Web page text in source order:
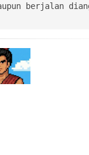
berjalan